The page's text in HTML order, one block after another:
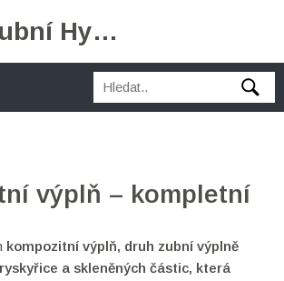
Péče o Zubní Hygienu
výplň – kompletní
kompozitní výplň, druh zubní výplně
a skleněných částic, která